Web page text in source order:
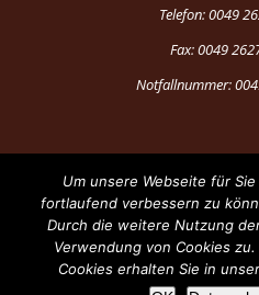
Telefon: 0049
Fax: 0049
Notfallnummer:
®Copyright 1997-
Um unsere Webseite für
fortlaufend verbessern zu
Durch die weitere Nutzung
Verwendung von Cookies
Cookies erhalten Sie in